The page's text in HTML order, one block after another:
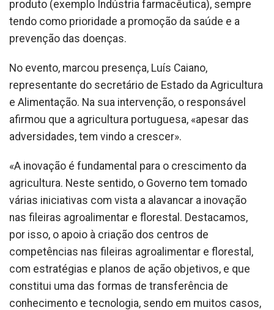
produto (exemplo Indústria farmacêutica), sempre
tendo como prioridade a promoção da saúde e a
prevenção das doenças.
No evento, marcou presença, Luís Caiano,
representante do secretário de Estado da Agricultura
e Alimentação. Na sua intervenção, o responsável
afirmou que a agricultura portuguesa, «apesar das
adversidades, tem vindo a crescer».
«A inovação é fundamental para o crescimento da
agricultura. Neste sentido, o Governo tem tomado
várias iniciativas com vista a alavancar a inovação
nas fileiras agroalimentar e florestal. Destacamos,
por isso, o apoio à criação dos centros de
competências nas fileiras agroalimentar e florestal,
com estratégias e planos de ação objetivos, e que
constitui uma das formas de transferência de
conhecimento e tecnologia, sendo em muitos casos,